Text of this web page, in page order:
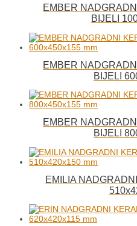
EMBER
BIJELI
EMBER
BIJELI
EMBER
BIJELI
EMILIA